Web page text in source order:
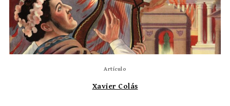
Artículo
Xavier Colás